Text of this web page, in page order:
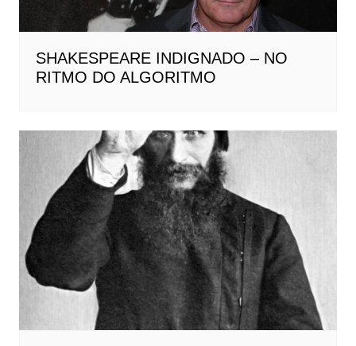
SHAKESPEARE INDIGNADO – NO
RITMO DO ALGORITMO